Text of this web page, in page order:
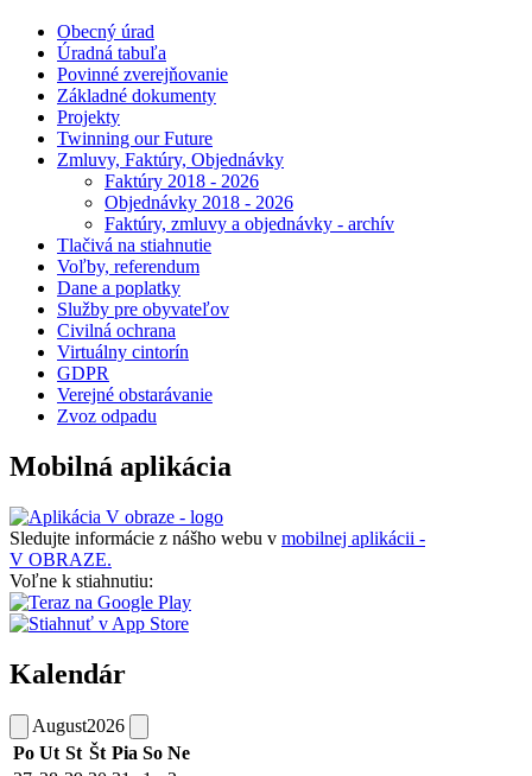
Obecný úrad
Úradná tabuľa
Povinné zverejňovanie
Základné dokumenty
Projekty
Twinning our Future
Zmluvy, Faktúry, Objednávky
Faktúry 2018 - 2026
Objednávky 2018 - 2026
Faktúry, zmluvy a objednávky - archív
Tlačivá na stiahnutie
Voľby, referendum
Dane a poplatky
Služby pre obyvateľov
Civilná ochrana
Virtuálny cintorín
GDPR
Verejné obstarávanie
Zvoz odpadu
Mobilná aplikácia
Sledujte informácie z nášho webu v mobilnej aplikácii -
V OBRAZE.
Voľne k stiahnutiu:
Kalendár
August2026
Po Ut St Št Pia So Ne